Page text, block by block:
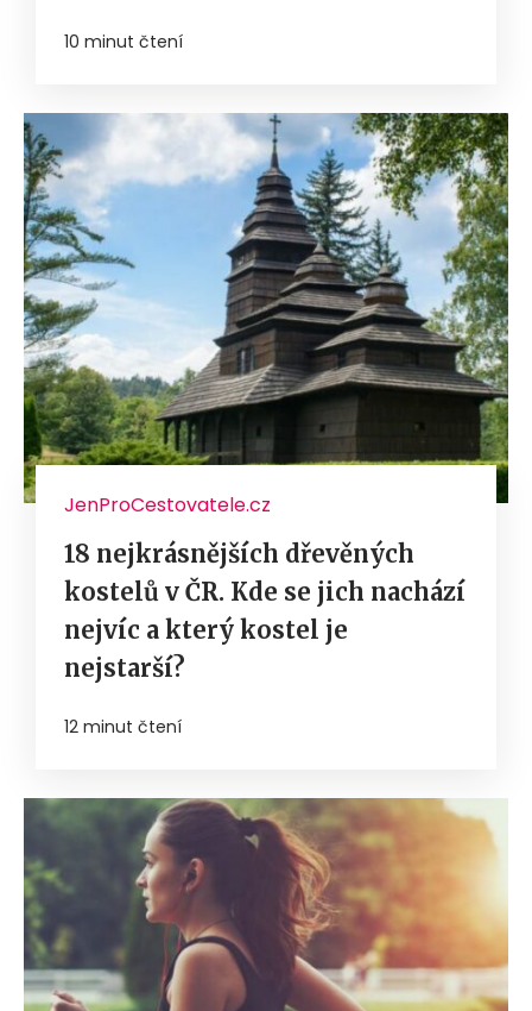
10 minut čtení
JenProCestovatele.cz
18 nejkrásnějších dřevěných
kostelů v ČR. Kde se jich nachází
nejvíc a který kostel je
nejstarší?
12 minut čtení